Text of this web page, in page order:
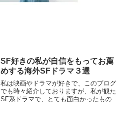
SF好きの私が自信をもってお薦
めする海外SFドラマ３選
私は映画やドラマが好きで、このブログ
でも時々紹介しておりますが、私が観た
SF系ドラマで、とても面白かったものを